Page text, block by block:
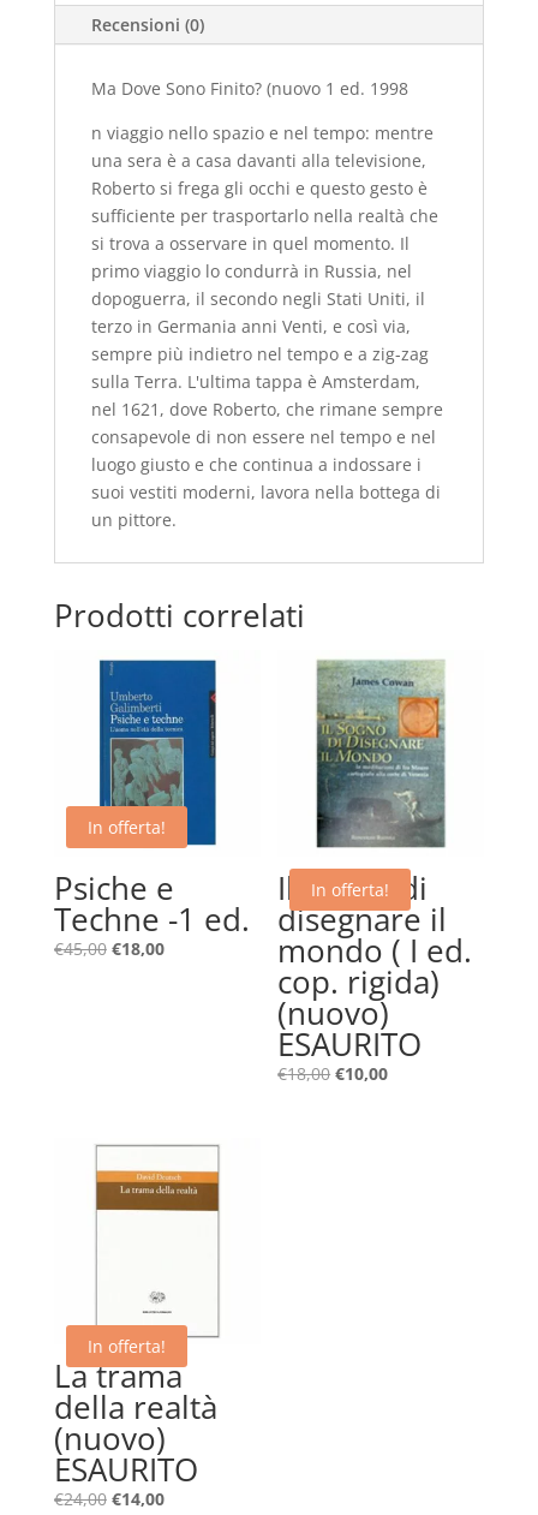
rigida)Recensioni (0)
Ma Dove Sono Finito? (nuovo 1 ed. 1998
n viaggio nello spazio e nel tempo: mentre
una sera è a casa davanti alla televisione,
Roberto si frega gli occhi e questo gesto è
sufficiente per trasportarlo nella realtà che
si trova a osservare in quel momento. Il
primo viaggio lo condurrà in Russia, nel
dopoguerra, il secondo negli Stati Uniti, il
terzo in Germania anni Venti, e così via,
sempre più indietro nel tempo e a zig-zag
sulla Terra. L'ultima tappa è Amsterdam,
nel 1621, dove Roberto, che rimane sempre
consapevole di non essere nel tempo e nel
luogo giusto e che continua a indossare i
suoi vestiti moderni, lavora nella bottega di
un pittore.
Prodotti correlati
In offerta!
Psiche e
Techne -1 ed.
€45,00 Il
€18,00Il
In offerta!
Il sogno di
disegnare il
mondo ( I ed.
cop. rigida)
(nuovo)
ESAURITO
€18,00 Il
€10,00Il
In offerta!
La trama
della realtà
(nuovo)
ESAURITO
€24,00 Il
€14,00Il